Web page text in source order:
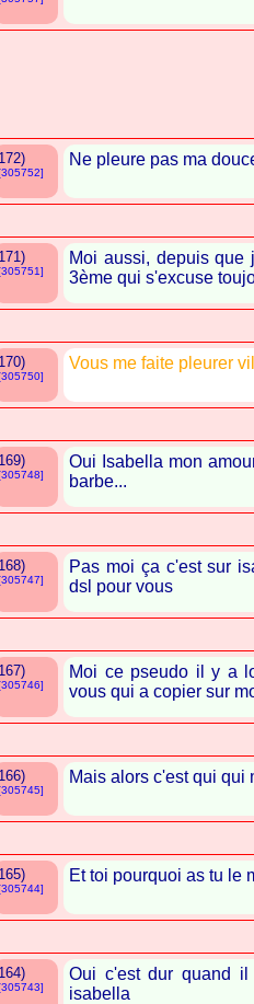
172) Ne pleure pas ma
171)
Moi aussi, depuis que
3ème qui s'excuse
170) Vous me faite pleurer
169)
Oui Isabella mon
barbe...
168)
Pas moi ça c'est sur
dsl pour vous
167)
Moi ce pseudo il y a
vous qui a copier sur
166) Mais alors c'est qui qui
165) Et toi pourquoi as tu le
164)
Oui c'est dur quand
isabella